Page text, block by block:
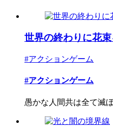
世界の終わりに花束
#アクションゲーム
#アクションゲーム
愚かな人間共は全て滅